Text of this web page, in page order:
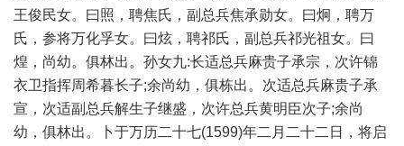
王俊民女。曰照，聘焦氏，副总兵焦承勋女。曰炯，聘万
氏，参将万化孚女。曰炫，聘祁氏，副总兵祁光祖女。曰
煌，尚幼。俱林出。孙女九:长适总兵麻贵子承宗，次许锦
衣卫指挥周希暮长子;余尚幼，俱栋出。次适总兵麻贵子承
宣，次适副总兵解生子继盛，次许总兵黄明臣次子;余尚
幼，俱林出。卜于万历二十七(1599)年二月二十二日，将启